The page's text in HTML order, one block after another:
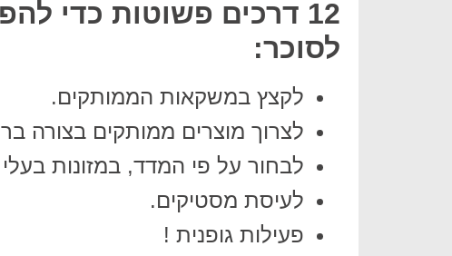
12 דרכים פשוטות כדי
לסוכר:
לקצץ במשקאות הממותקים.
לצרוך מוצרים ממותקים בצורה
לבחור על פי המדד, במזונות בעלי
לעיסת מסטיקים.
פעילות גופנית !